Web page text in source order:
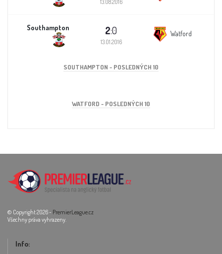
13.08.2016
Southampton 2:0
13.01.2016
Watford
SOUTHAMPTON - POSLEDNÝCH 10
WATFORD - POSLEDNÝCH 10
© Copyright 2026 - PremierLeague.cz
Všechny práva vyhrazeny.
Info: